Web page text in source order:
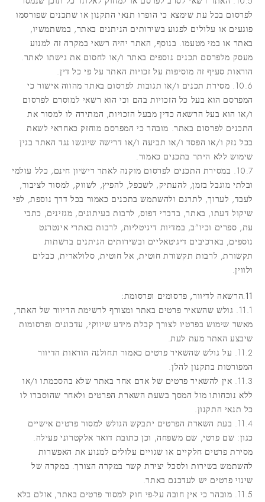
לפרסום בכל עת שימצא כי הופרו תנאי התקנון או שתכנים שפורסמו
פוגעים או עלולים לפגוע בשירותים הניתנים באתר, במשתמשיו,
באתר או במי מטעמו. בנוסף, האתר יהיה רשאי במקרה זה למנוע
מעסק מלפרסם תכנים נוספים באתר ו/או לחסום את גישתו לאתר.
הוראות סעיף זה מוסיפות על זכויות האתר על פי כל דין.
10.6. מסירת תכנים ו/או תגובות לפרסום באתר מהווה אישור כי
המפרסם הוא בעל כל הזכויות בהם וכי הוא רשאי למוסרם לפרסום
ו/או הוא בעל הרשאה כדין מבעל הזכויות, המתירה לו למסור את
התכנים לפרסום באתר. מובהר כי המפרסם מוחזק כאחראי לשאת
בכל נזק ו/או הפסד ו/או תביעה ו/או דרישה שיוגשו נגד האתר בגין
שימוש ללא היתר בתכנים כאמור.
10.7. במסירת התכנים לפרסום מוקנה לאתר רישיון חינם, כלל עולמי
ובלתי מוגבל בזמן, להעתיק, לשכפל, להפיץ, לשווק, למסור לציבור,
לעבד, לערוך, לתרגם ולהשתמש בתכנים כאמור בכל דרך נוספת, לפי
שיקול דעתו, באתר, בדברי דפוס, לרבות בעיתונים, מגזינים, כתבי
עת, ספרים וכיו”ב, במדיות דיגיטליות, לרבות באתרי אינטרנט
נוספים, בארכיבים דיגיטאליים ובשירותים הניתנים ברשתות
תקשורת, לרבות תקשורת חוטית, אל חוטית, סלולארית, כבלים
ולווין.
11.הרשאה לדיוור, פרסומים ופרסומת:
11.1. גולש שהשאיר פרטים באתר ומצורף לרשימת הדיוור של האתר,
מאשר שימוש בפרטיו לצורך קבלת מידע שיווקי, עדכונים ופרסומות
שיבצע האתר מעת לעת.
11.2. על גולש שהשאיר פרטים כאמור תחולנה הוראות הדיוור
המפורטות בתקנון להלן.
11.3. אין להשאיר פרטים של אדם אחר באתר שלא בהסכמתו ו/או
ללא נוכחותו מול המסך בשעת השארת הפרטים ולאחר שהוסברו לו
כל תנאי התקנון.
11.4. בעת השארת הפרטים יתבקש הגולש למסור פרטים אישיים
כגון: שם פרטי, שם משפחה, וכן כתובת דואר אלקטרוני פעילה.
מסירת פרטים חלקיים או שגויים עלולים למנוע את האפשרות
להשתמש בשירות ולסכל יצירת קשר במקרה הצורך. במקרה של
שינוי פרטים יש לעדכנם באתר.
11.5. מובהר כי אין חובה על-פי חוק למסור פרטים באתר, אולם בלא